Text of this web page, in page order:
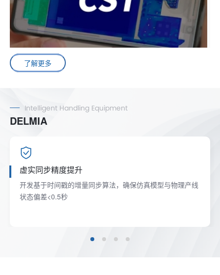
了解更多
Intelligent Handling Equipment
DELMIA
虚实同步精度提升
开发基于时间戳的增量同步算法，确保仿真模型与物理产线
状态偏差<0.5秒